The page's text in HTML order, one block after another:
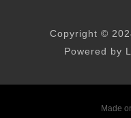
Copyright ©
Powered by
Made